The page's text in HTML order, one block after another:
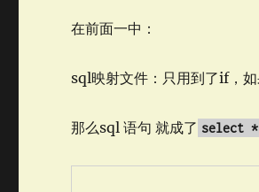
在前面一中：
sql映射文件：只用到了if，
那么sql 语句 就成了 select